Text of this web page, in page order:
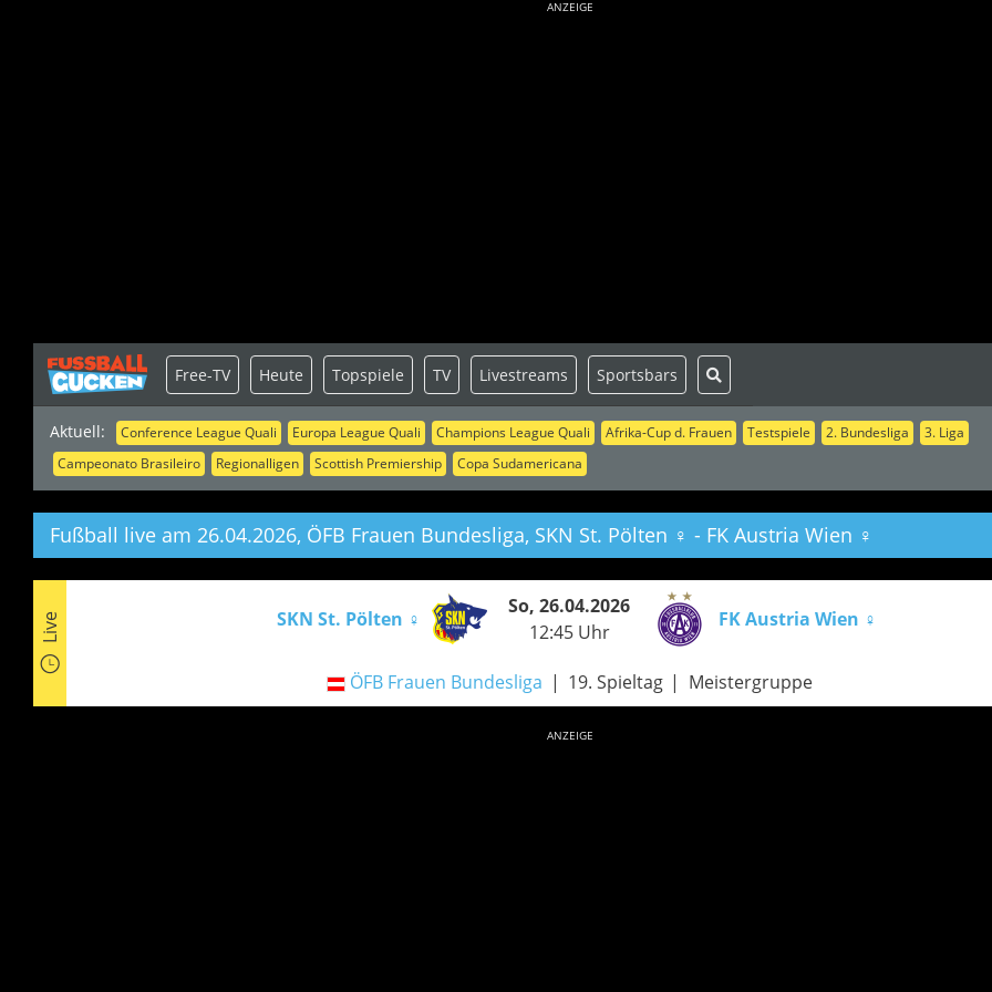
ANZEIGE
Aktuell: Conference League Quali Europa League Quali Champions League Quali Afrika-Cup d. Frauen Testspiele 2. Bundesliga
3. Liga
Campeonato Brasileiro
Regionalligen Scottish Premiership Copa Sudamericana
Free-TV Heute Topspiele TV Livestreams Sportsbars
Fußball live am 26.04.2026, ÖFB Frauen Bundesliga, SKN St. Pölten ♀ - FK Austria Wien ♀
Live SKN St. Pölten ♀
So, 26.04.2026
12:45 Uhr
FK Austria Wien ♀
ÖFB Frauen Bundesliga 19. Spieltag Meistergruppe
ANZEIGE